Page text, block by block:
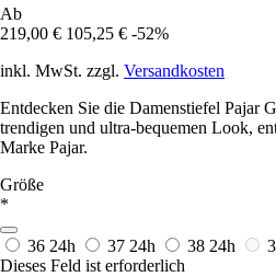
Ab
219,00 € 105,25 € -52%
inkl. MwSt. zzgl. Versandkosten
Entdecken Sie die Damenstiefel Pajar
trendigen und ultra-bequemen Look,
Marke Pajar.
Größe
*
36 24h 37 24h 38 24h
Dieses Feld ist erforderlich